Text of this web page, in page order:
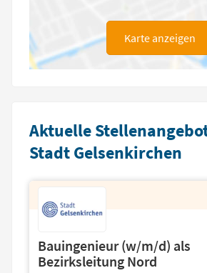
Karte anzeigen
Aktuelle
Stadt Gelsenkirchen
Bauingenieur (w/m/d) als
Bezirksleitung Nord